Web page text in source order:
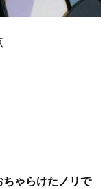
ゃらけたノリで